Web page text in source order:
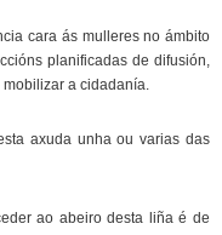
cara ás mulleres no ámbito
planificadas de difusión,
a cidadanía.
axuda unha ou varias das
ao abeiro desta liña é de